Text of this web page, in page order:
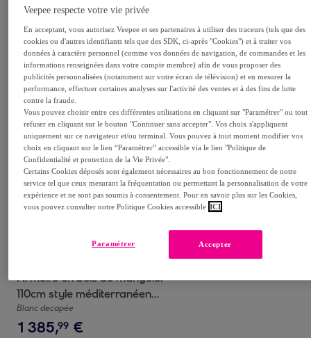
Buffet en bois de manguier
150cm style ethnique
Noyer foncé
863,99 €
1654,00 € -47%
Achat express
Armoire en bois de manguier
110cm style méditerranéen
moderne
Blanc decapée
1 385,99 €
Veepee respecte votre vie privée
En acceptant, vous autorisez Veepee et ses partenaires à utiliser des traceurs (tels que des
cookies ou d'autres identifiants tels que des SDK, ci-après "Cookies") et à traiter vos
données à caractère personnel (comme vos données de navigation, de commandes et les
informations renseignées dans votre compte membre) afin de vous proposer des
publicités personnalisées (notamment sur votre écran de télévision) et en mesurer la
performance, effectuer certaines analyses sur l'activité des ventes et à des fins de lutte
contre la fraude.
Vous pouvez choisir entre ces différentes utilisations en cliquant sur "Paramétrer" ou tout
refuser en cliquant sur le bouton "Continuer sans accepter". Vos choix s'appliquent
uniquement sur ce navigateur et/ou terminal. Vous pouvez à tout moment modifier vos
choix en cliquant sur le lien “Paramétrer” accessible via le lien "Politique de
Confidentialité et protection de la Vie Privée".
Certains Cookies déposés sont également nécessaires au bon fonctionnement de notre
service tel que ceux mesurant la fréquentation ou permettant la personnalisation de votre
expérience et ne sont pas soumis à consentement. Pour en savoir plus sur les Cookies,
vous pouvez consulter notre Politique Cookies accessible ICI
Accepter
Paramétrer